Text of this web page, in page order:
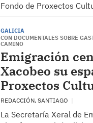
Fondo de Proxectos
GALICIA
CON DOCUMENTALES SOBRE
CAMINO
Emigración
Xacobeo su
Proxectos
REDACCIÓN, SANTIAGO
La Secretaría Xeral de